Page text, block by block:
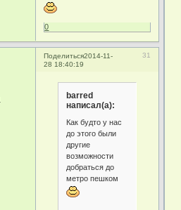
0
Поделиться 31
2014-11-
28 18:40:19
barred
написал(а):
Как будто у нас
до этого были
другие
возможности
добраться до
метро пешком